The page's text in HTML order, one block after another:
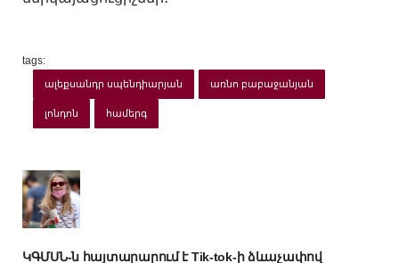
tags:
ալեքսանդր սպենդիարյան առնո բաբաջանյան
լոնդոն համերգ
ԿԳՄՍՆ-ն հայտարարում է Tik-tok-ի ձևաչափով